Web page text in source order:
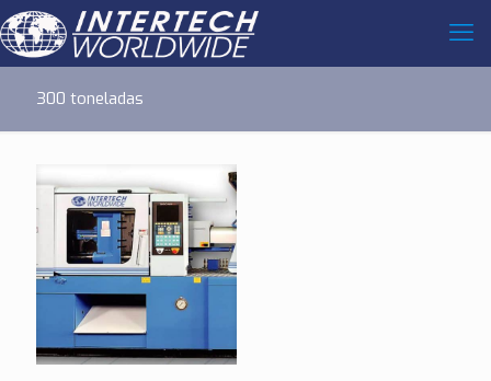
300 toneladas